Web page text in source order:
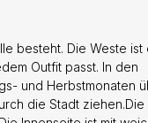
besteht. Die Weste ist
Outfit passt. In den
und Herbstmonaten
die Stadt ziehen.Die